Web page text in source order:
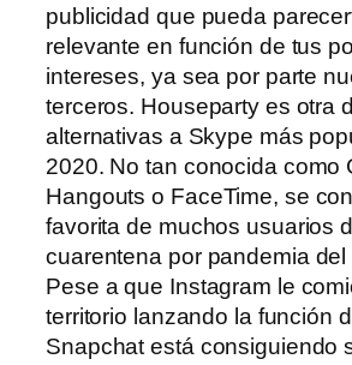
publicidad que pueda
relevante en función de tus
intereses, ya sea por parte
terceros. Houseparty es otra
alternativas a Skype más
2020. No tan conocida como
Hangouts o FaceTime, se
favorita de muchos usuarios
cuarentena por pandemia
Pese a que Instagram le
territorio lanzando la función
Snapchat está consiguiendo